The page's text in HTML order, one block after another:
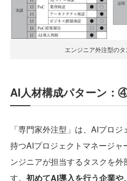
エンジニア外注型の
AI人材構成パターン：
「専門家外注型」は、AIプロ
持つAIプロジェクトマネージャ
ンジニアが担当するタスクを
す。 初めてAI導入を行う企業